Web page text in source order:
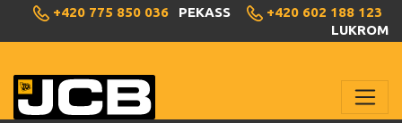
+420 775 850 036 PEKASS
+420 602 188 123
LUKROM